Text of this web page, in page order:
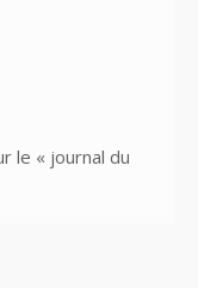
le « journal du